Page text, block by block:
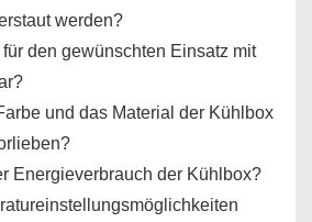
werden?
für den gewünschten Einsatz mit
und das Material der Kühlbox
Energieverbrauch der Kühlbox?